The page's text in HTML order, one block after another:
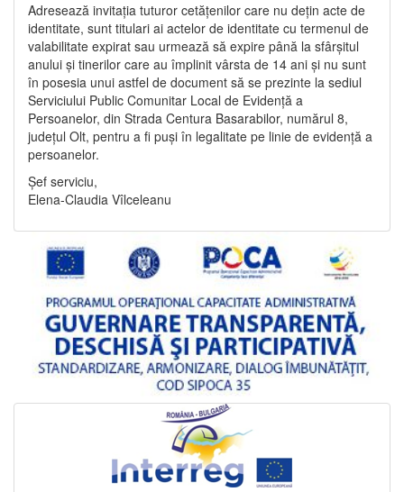
Adresează invitația tuturor cetățenilor care nu dețin acte de
identitate, sunt titulari ai actelor de identitate cu termenul de
valabilitate expirat sau urmează să expire până la sfârșitul
anului și tinerilor care au împlinit vârsta de 14 ani și nu sunt
în posesia unui astfel de document să se prezinte la sediul
Serviciului Public Comunitar Local de Evidență a
Persoanelor, din Strada Centura Basarabilor, numărul 8,
județul Olt, pentru a fi puși în legalitate pe linie de evidență a
persoanelor.
Șef serviciu,
Elena-Claudia Vîlceleanu